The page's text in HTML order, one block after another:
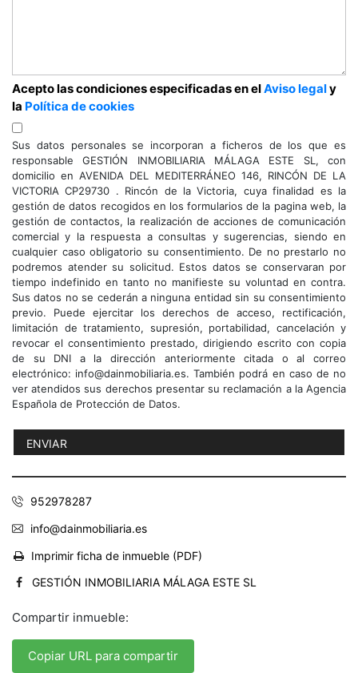
Acepto las condiciones especificadas en elAviso legaly
la Política de cookies
Sus datos personales se incorporan a ficheros de los que es
responsable GESTIÓN INMOBILIARIA MÁLAGA ESTE SL, con
domicilio en AVENIDA DEL MEDITERRÁNEO 146, RINCÓN DE LA
VICTORIA CP29730 . Rincón de la Victoria, cuya finalidad es la
gestión de datos recogidos en los formularios de la pagina web, la
gestión de contactos, la realización de acciones de comunicación
comercial y la respuesta a consultas y sugerencias, siendo en
cualquier caso obligatorio su consentimiento. De no prestarlo no
podremos atender su solicitud. Estos datos se conservaran por
tiempo indefinido en tanto no manifieste su voluntad en contra.
Sus datos no se cederán a ninguna entidad sin su consentimiento
previo. Puede ejercitar los derechos de acceso, rectificación,
limitación de tratamiento, supresión, portabilidad, cancelación y
revocar el consentimiento prestado, dirigiendo escrito con copia
de su DNI a la dirección anteriormente citada o al correo
electrónico: info@dainmobiliaria.es. También podrá en caso de no
ver atendidos sus derechos presentar su reclamación a la Agencia
Española de Protección de Datos.
952978287
info@dainmobiliaria.es
Imprimir ficha de inmueble (PDF)
GESTIÓN INMOBILIARIA MÁLAGA ESTE SL
Compartir inmueble:
Copiar URL para compartir